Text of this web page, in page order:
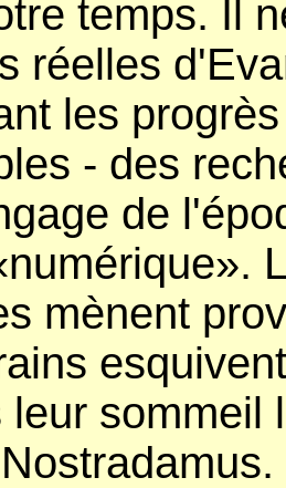
temps. Il
réelles
les
- des
de
mènent
leur sommeil